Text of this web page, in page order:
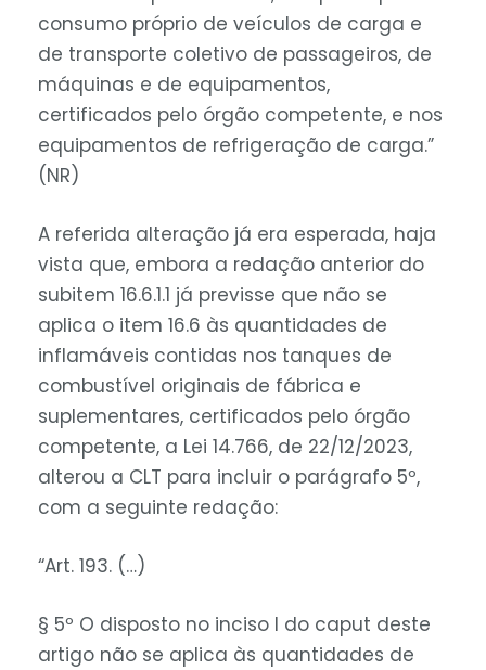
consumo próprio de veículos de carga e
de transporte coletivo de passageiros, de
máquinas e de equipamentos,
certificados pelo órgão competente, e nos
equipamentos de refrigeração de carga.”
(NR)
A referida alteração já era esperada, haja
vista que, embora a redação anterior do
subitem 16.6.1.1 já previsse que não se
aplica o item 16.6 às quantidades de
inflamáveis contidas nos tanques de
combustível originais de fábrica e
suplementares, certificados pelo órgão
competente, a Lei 14.766, de 22/12/2023,
alterou a CLT para incluir o parágrafo 5º,
com a seguinte redação:
“Art. 193. (…)
§ 5º O disposto no inciso I do caput deste
artigo não se aplica às quantidades de